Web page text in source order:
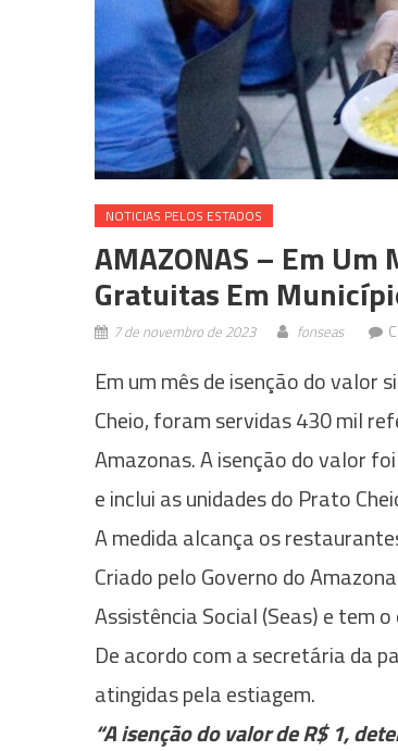
NOTICIAS PELOS ESTADOS
AMAZONAS – Em
Gratuitas Em
7 de novembro de 2023 fonseas
Em um mês de isenção do valor
Cheio, foram servidas 430 mil
Amazonas. A isenção do valor
e inclui as unidades do Prato
A medida alcança os
Criado pelo Governo do
Assistência Social (Seas) e tem
De acordo com a secretária da
atingidas pela estiagem.
“A isenção do valor de R$ 1,